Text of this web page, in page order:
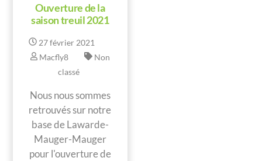
Ouverture de la
saison treuil 2021
27février 2021
Macfly8
Non
classé
Nous nous sommes
retrouvés sur notre
base de Lawarde-
Mauger-Mauger
pour l'ouverture de